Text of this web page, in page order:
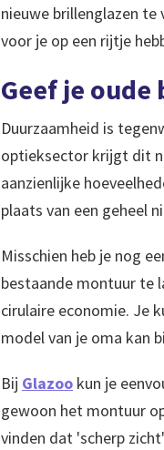
nieuwe brillenglazen te
voor je op een rijtje
Geef je
Duurzaamheid is
optieksector krijgt dit
aanzienlijke
plaats van een geheel
Misschien heb je nog
bestaande montuur te
cirulaire economie. Je
model van je oma kan
Bij Glazoo kun je
gewoon het montuur
vinden dat 'scherp